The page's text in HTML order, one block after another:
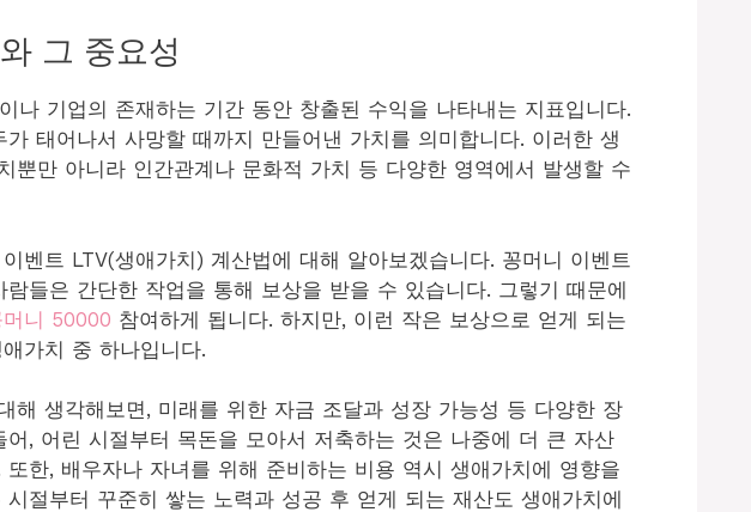
그 중요성
나 기업의 존재하는 기간 동안 창출된 수익을 나타내는 지표입니다.
태어나서 사망할 때까지 만들어낸 가치를 의미합니다. 이러한 생
뿐만 아니라 인간관계나 문화적 가치 등 다양한 영역에서 발생할 수
벤트 LTV(생애가치) 계산법에 대해 알아보겠습니다. 꽁머니 이벤트
람들은 간단한 작업을 통해 보상을 받을 수 있습니다. 그렇기 때문에
머니 50000 참여하게 됩니다. 하지만, 이런 작은 보상으로 얻게 되는
가치 중 하나입니다.
해 생각해보면, 미래를 위한 자금 조달과 성장 가능성 등 다양한 장
어, 어린 시절부터 목돈을 모아서 저축하는 것은 나중에 더 큰 자산
또한, 배우자나 자녀를 위해 준비하는 비용 역시 생애가치에 영향을
시절부터 꾸준히 쌓는 노력과 성공 후 얻게 되는 재산도 생애가치에